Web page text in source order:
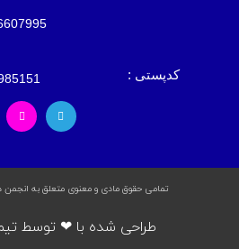
کدپستی :
تمامی حقوق مادی و معنوی متعلق به انجمن
طراحی شده با ❤ توسط